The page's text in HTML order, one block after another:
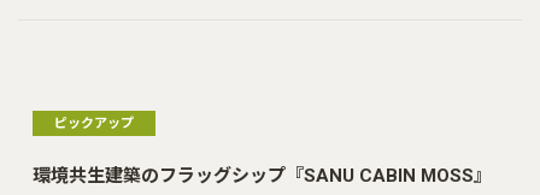
ピックアップ
環境共生建築のフラッグシップ『SANU CABIN MOSS』